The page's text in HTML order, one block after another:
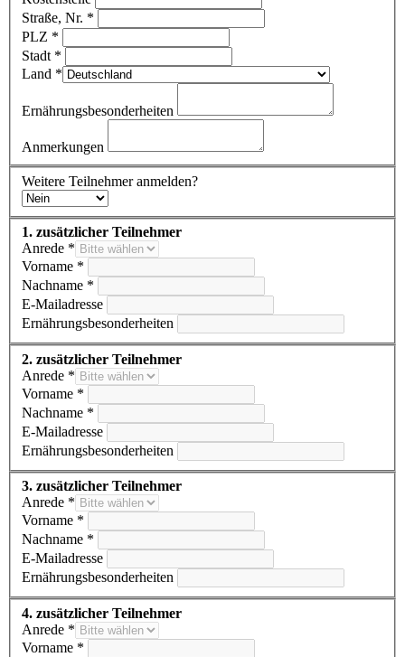
Straße, Nr. *
PLZ *
Stadt *
Land *
Ernährungsbesonderheiten
Anmerkungen
Weitere Teilnehmer anmelden?
1. zusätzlicher Teilnehmer
Anrede *
Vorname *
Nachname *
E-Mailadresse
Ernährungsbesonderheiten
2. zusätzlicher Teilnehmer
Anrede *
Vorname *
Nachname *
E-Mailadresse
Ernährungsbesonderheiten
3. zusätzlicher Teilnehmer
Anrede *
Vorname *
Nachname *
E-Mailadresse
Ernährungsbesonderheiten
4. zusätzlicher Teilnehmer
Anrede *
Vorname *